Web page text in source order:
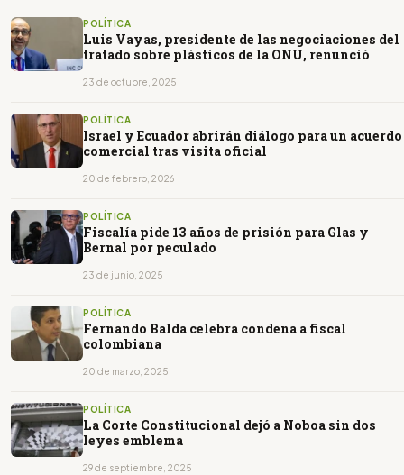
POLÍTICA
Luis Vayas, presidente de las negociaciones del
tratado sobre plásticos de la ONU, renunció
23 de octubre, 2025
POLÍTICA
Israel y Ecuador abrirán diálogo para un acuerdo
comercial tras visita oficial
20 de febrero, 2026
POLÍTICA
Fiscalía pide 13 años de prisión para Glas y
Bernal por peculado
23 de junio, 2025
POLÍTICA
Fernando Balda celebra condena a fiscal
colombiana
20 de marzo, 2025
POLÍTICA
La Corte Constitucional dejó a Noboa sin dos
leyes emblema
29 de septiembre, 2025